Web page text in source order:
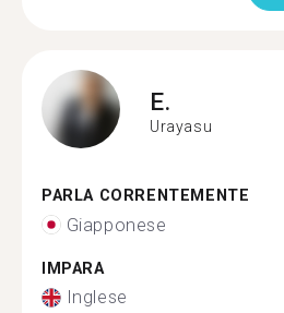
E.
Urayasu
PARLA CORRENTEMENTE
Giapponese
IMPARA
Inglese